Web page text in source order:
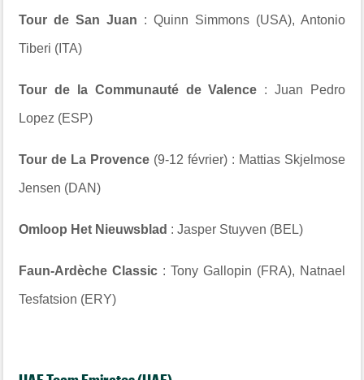
Tour de San Juan : Quinn Simmons (USA), Antonio
Tiberi (ITA)
Tour de la Communauté de Valence : Juan Pedro
Lopez (ESP)
Tour de La Provence (9-12 février) : Mattias Skjelmose
Jensen (DAN)
Omloop Het Nieuwsblad : Jasper Stuyven (BEL)
Faun-Ardèche Classic : Tony Gallopin (FRA), Natnael
Tesfatsion (ERY)